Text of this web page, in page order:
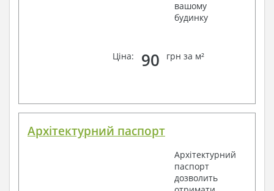
вашому
будинку
Ціна: 90 грн за м²
Архітектурний паспорт
Архітектурний
паспорт
дозволить